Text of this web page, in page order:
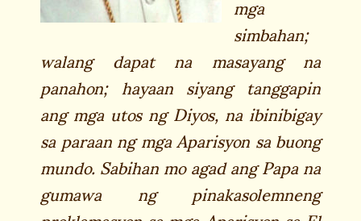
simbahan;
walang dapat na masayang na
panahon; hayaan siyang tanggapin
ang mga utos ng Diyos, na ibinibigay
sa paraan ng mga Aparisyon sa buong
mundo. Sabihan mo agad ang Papa na
gumawa ng pinakasolemneng